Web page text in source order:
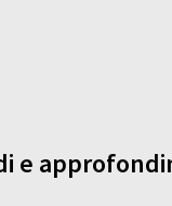
e